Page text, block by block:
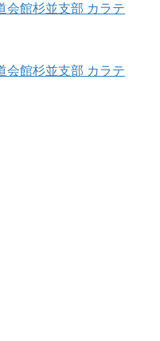
会館杉並支部 カラテ
会館杉並支部 カラテ